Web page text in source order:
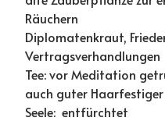
Räuchern
Diplomatenkraut,
Vertragsverhandlungen
Tee: vor Meditation
auch guter Haarfestiger
Seele: entfürchtet